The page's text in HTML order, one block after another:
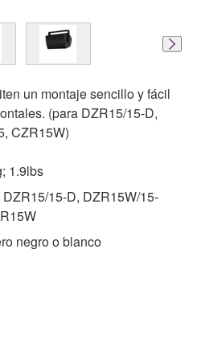
un montaje sencillo y fácil
(para DZR15/15-D,
CZR15W)
1.9lbs
15-D, DZR15W/15-
negro o blanco